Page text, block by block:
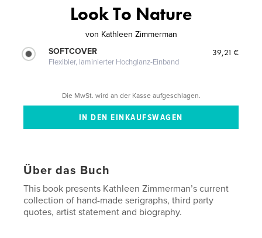
Look To Nature
von Kathleen Zimmerman
SOFTCOVER
Flexibler, laminierter Hochglanz-Einband
39,21 €
Die MwSt. wird an der Kasse aufgeschlagen.
Über das Buch
This book presents Kathleen Zimmerman’s current
collection of hand-made serigraphs, third party
quotes, artist statement and biography.